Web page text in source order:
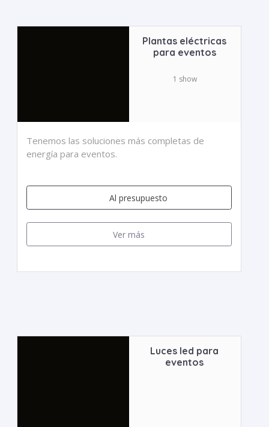
Plantas eléctricas
para eventos
1 show
Tenemos las soluciones más completas de
energía para eventos.
Al presupuesto
Ver más
Luces led para
eventos